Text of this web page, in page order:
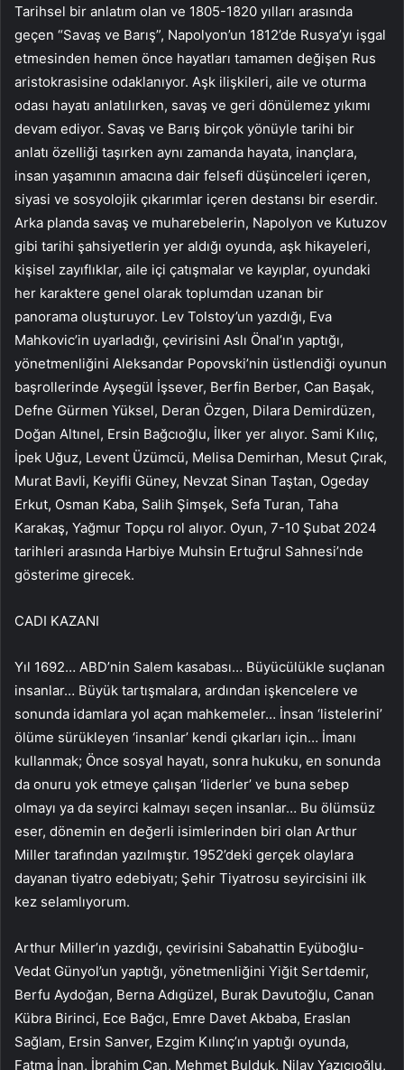
Tarihsel bir anlatım olan ve 1805-1820 yılları arasında
geçen “Savaş ve Barış”, Napolyon’un 1812’de Rusya’yı işgal
etmesinden hemen önce hayatları tamamen değişen Rus
aristokrasisine odaklanıyor. Aşk ilişkileri, aile ve oturma
odası hayatı anlatılırken, savaş ve geri dönülemez yıkımı
devam ediyor. Savaş ve Barış birçok yönüyle tarihi bir
anlatı özelliği taşırken aynı zamanda hayata, inançlara,
insan yaşamının amacına dair felsefi düşünceleri içeren,
siyasi ve sosyolojik çıkarımlar içeren destansı bir eserdir.
Arka planda savaş ve muharebelerin, Napolyon ve Kutuzov
gibi tarihi şahsiyetlerin yer aldığı oyunda, aşk hikayeleri,
kişisel zayıflıklar, aile içi çatışmalar ve kayıplar, oyundaki
her karaktere genel olarak toplumdan uzanan bir
panorama oluşturuyor. Lev Tolstoy’un yazdığı, Eva
Mahkovic’in uyarladığı, çevirisini Aslı Önal’ın yaptığı,
yönetmenliğini Aleksandar Popovski’nin üstlendiği oyunun
başrollerinde Ayşegül İşsever, Berfin Berber, Can Başak,
Defne Gürmen Yüksel, Deran Özgen, Dilara Demirdüzen,
Doğan Altınel, Ersin Bağcıoğlu, İlker yer alıyor. Sami Kılıç,
İpek Uğuz, Levent Üzümcü, Melisa Demirhan, Mesut Çırak,
Murat Bavli, Keyifli Güney, Nevzat Sinan Taştan, Ogeday
Erkut, Osman Kaba, Salih Şimşek, Sefa Turan, Taha
Karakaş, Yağmur Topçu rol alıyor. Oyun, 7-10 Şubat 2024
tarihleri ​​arasında Harbiye Muhsin Ertuğrul Sahnesi’nde
gösterime girecek.
CADI KAZANI
Yıl 1692… ABD’nin Salem kasabası… Büyücülükle suçlanan
insanlar… Büyük tartışmalara, ardından işkencelere ve
sonunda idamlara yol açan mahkemeler… İnsan ‘listelerini’
ölüme sürükleyen ‘insanlar’ kendi çıkarları için… İmanı
kullanmak; Önce sosyal hayatı, sonra hukuku, en sonunda
da onuru yok etmeye çalışan ‘liderler’ ve buna sebep
olmayı ya da seyirci kalmayı seçen insanlar… Bu ölümsüz
eser, dönemin en değerli isimlerinden biri olan Arthur
Miller tarafından yazılmıştır. 1952’deki gerçek olaylara
dayanan tiyatro edebiyatı; Şehir Tiyatrosu seyircisini ilk
kez selamlıyorum.
Arthur Miller’ın yazdığı, çevirisini Sabahattin Eyüboğlu-
Vedat Günyol’un yaptığı, yönetmenliğini Yiğit Sertdemir,
Berfu Aydoğan, Berna Adıgüzel, Burak Davutoğlu, Canan
Kübra Birinci, Ece Bağcı, Emre Davet Akbaba, Eraslan
Sağlam, Ersin Sanver, Ezgim Kılınç’ın yaptığı oyunda,
Fatma İnan, İbrahim Can, Mehmet Bulduk, Nilay Yazıcıoğlu,